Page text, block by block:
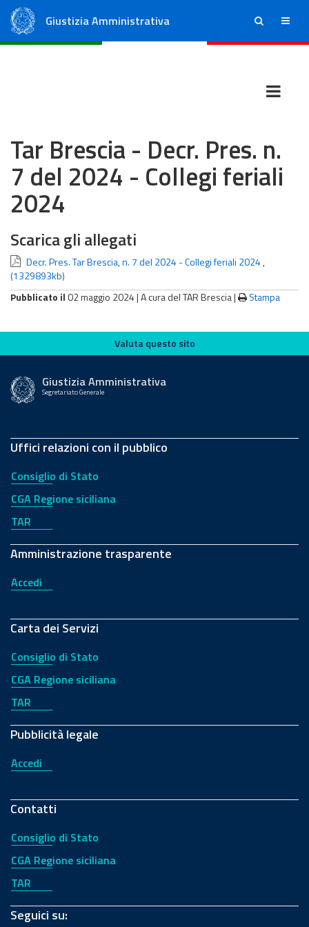
Giustizia Amministrativa ricerca menu
Tar Brescia - Decr. Pres. n.
7 del 2024 - Collegi feriali
2024
Scarica gli allegati
Decr. Pres. Tar Brescia, n. 7 del 2024 - Collegi feriali 2024,
(1329893kb)
Pubblicato il 02 maggio 2024 |A cura del TAR Brescia| Stampa
Valuta questo sito
Valuta questo sito
Giustizia Amministrativa
Segretariato Generale
Uffici relazioni con il pubblico
Consiglio di Stato
CGA Regione siciliana
TAR
Amministrazione trasparente
Accedi
Carta dei Servizi
Consiglio di Stato
CGA Regione siciliana
TAR
Pubblicità legale
Accedi
Contatti
Consiglio di Stato
CGA Regione siciliana
TAR
Seguici su: